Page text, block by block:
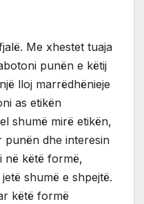
Me xhestet tuaja
punën e këtij
lloj marrëdhënieje
as etikën
shumë mirë etikën,
dhe interesin
në këtë formë,
shumë e shpejtë.
këtë formë